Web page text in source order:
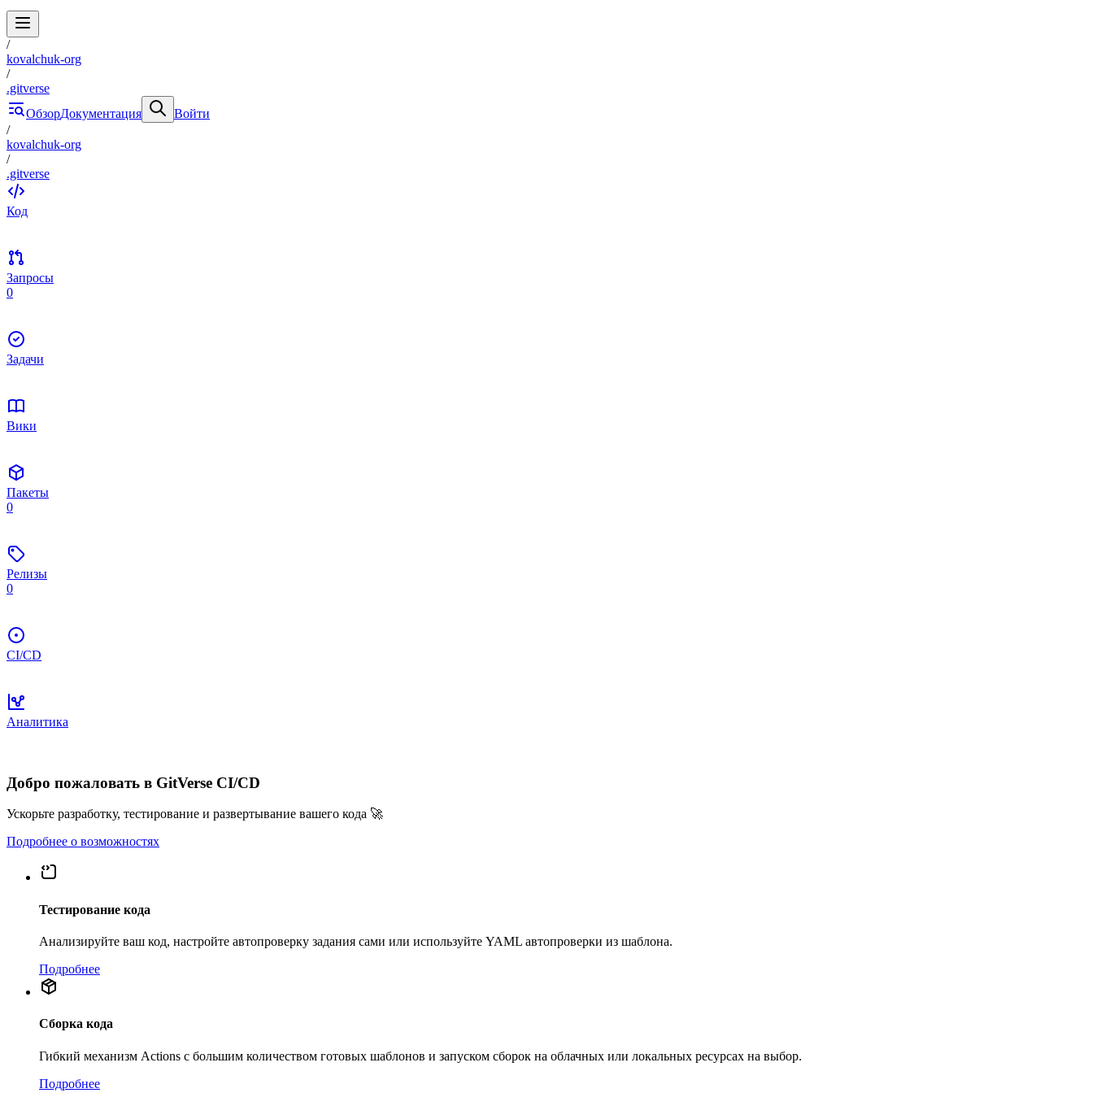
/
kovalchuk-org
/
.gitverse
ОбзорДокументация
Войти
/
kovalchuk-org
/
.gitverse
Код
Запросы
0
Задачи
Вики
Пакеты
0
Релизы
0
CI/CD
Аналитика
Добро пожаловать в GitVerse CI/CD
Ускорьте разработку, тестирование и развертывание вашего кода 🚀
Подробнее о возможностях
Тестирование кода
Анализируйте ваш код, настройте автопроверку задания сами или используйте YAML автопроверки из шаблона.
Подробнее
Сборка кода
Гибкий механизм Actions с большим количеством готовых шаблонов и запуском сборок на облачных или локальных ресурсах на выбор.
Подробнее